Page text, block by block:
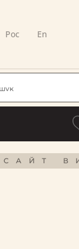
Рос En
САЙТ